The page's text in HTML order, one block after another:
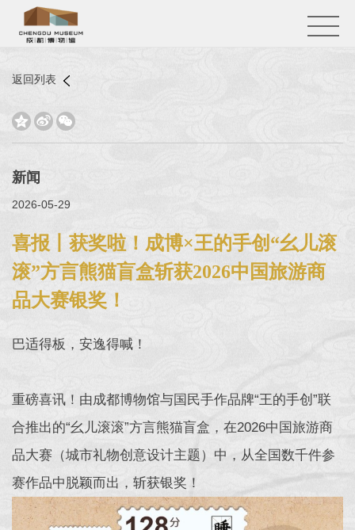
返回列表
  
新闻
2026-05-29
喜报丨获奖啦！成博×王的手创“幺儿滚
滚”方言熊猫盲盒斩获2026中国旅游商
品大赛银奖！
巴适得板，安逸得喊！
重磅喜讯！由成都博物馆与国民手作品牌“王的手创”联
合推出的“幺儿滚滚”方言熊猫盲盒，在2026中国旅游商
品大赛（城市礼物创意设计主题）中，从全国数千件参
赛作品中脱颖而出，斩获银奖！